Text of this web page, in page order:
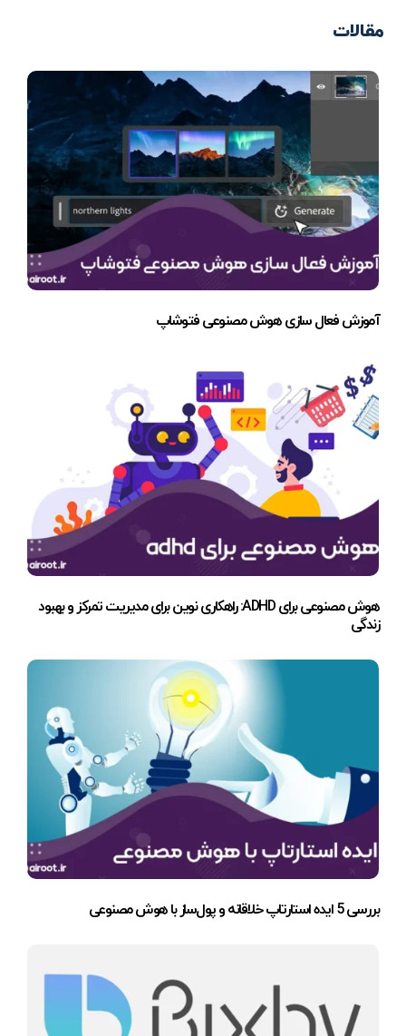
مقالات
آموزش فعال سازی هوش مصنوعی فتوشاپ
هوش مصنوعی برای ADHD: راهکاری نوین برای مدیریت تمرکز و بهبود
زندگی
بررسی 5 ایده استارتاپ خلاقانه و پول‌ساز با هوش مصنوعی